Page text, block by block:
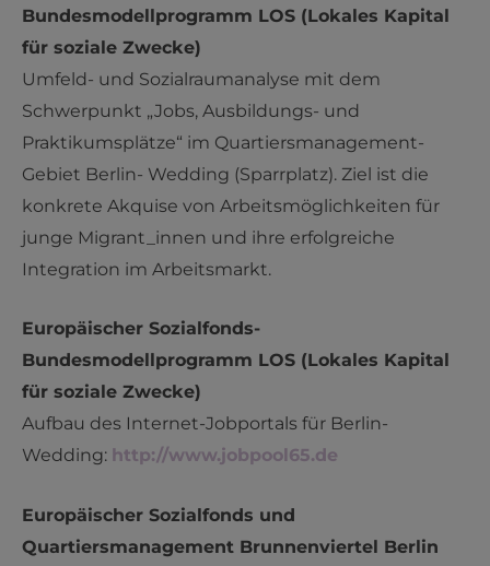
Bundesmodellprogramm LOS (Lokales Kapital
für soziale Zwecke)
Umfeld- und Sozialraumanalyse mit dem
Schwerpunkt „Jobs, Ausbildungs- und
Praktikumsplätze“ im Quartiersmanagement-
Gebiet Berlin- Wedding (Sparrplatz). Ziel ist die
konkrete Akquise von Arbeitsmöglichkeiten für
junge Migrant_innen und ihre erfolgreiche
Integration im Arbeitsmarkt.
Europäischer Sozialfonds-
Bundesmodellprogramm LOS (Lokales Kapital
für soziale Zwecke)
Aufbau des Internet-Jobportals für Berlin-
Wedding: http://www.jobpool65.de
Europäischer Sozialfonds und
Quartiersmanagement Brunnenviertel Berlin